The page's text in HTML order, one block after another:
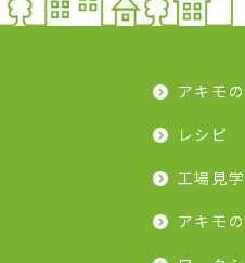
アキモ
レシピ
工場見学
アキモ